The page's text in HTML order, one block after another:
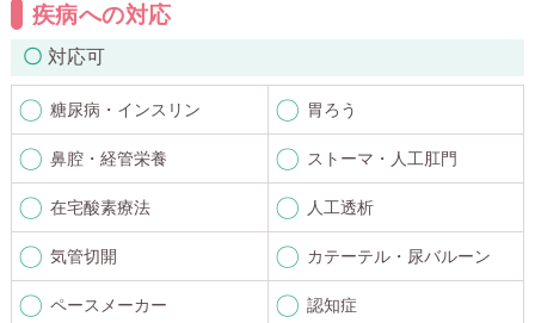
疾病への対応
対応可
糖尿病・インスリン 胃ろう
鼻腔・経管栄養 ストーマ・人工肛門
在宅酸素療法 人工透析
気管切開 カテーテル・尿バルーン
ペースメーカー 認知症